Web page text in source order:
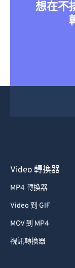
想在不
Video 轉換器
MP4 轉換器
Video 到 GIF
MOV 到 MP4
視訊轉換器